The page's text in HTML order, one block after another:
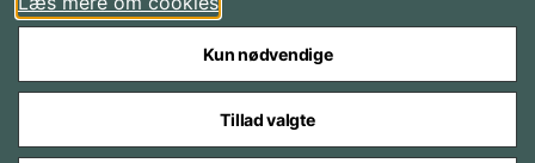
Kun nødvendige
Tillad valgte